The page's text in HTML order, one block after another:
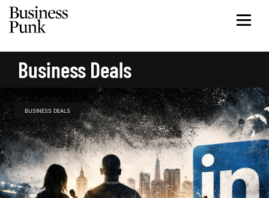
Business Deals
BUSINESS DEALS